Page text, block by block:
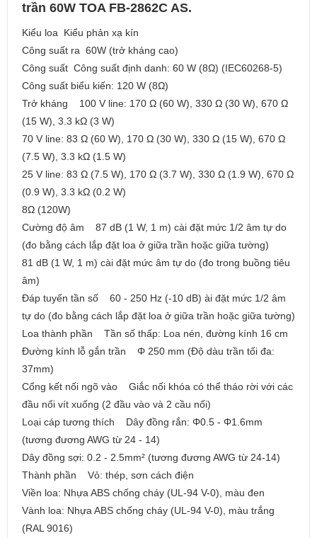
trần 60W TOA FB-2862C AS.
Kiểu loa Kiểu phản xạ kín
Công suất ra 60W (trở kháng cao)
Công suất Công suất định danh: 60 W (8Ω) (IEC60268-5)
Công suất biểu kiến: 120 W (8Ω)
Trở kháng 100 V line: 170 Ω (60 W), 330 Ω (30 W), 670 Ω
(15 W), 3.3 kΩ (3 W)
70 V line: 83 Ω (60 W), 170 Ω (30 W), 330 Ω (15 W), 670 Ω
(7.5 W), 3.3 kΩ (1.5 W)
25 V line: 83 Ω (7.5 W), 170 Ω (3.7 W), 330 Ω (1.9 W), 670 Ω
(0.9 W), 3.3 kΩ (0.2 W)
8Ω (120W)
Cường độ âm 87 dB (1 W, 1 m) cài đặt mức 1/2 âm tự do
(đo bằng cách lắp đặt loa ở giữa trần hoặc giữa tường)
81 dB (1 W, 1 m) cài đặt mức âm tự do (đo trong buồng tiêu
âm)
Đáp tuyến tần số 60 - 250 Hz (-10 dB) ài đặt mức 1/2 âm
tự do (đo bằng cách lắp đặt loa ở giữa trần hoặc giữa tường)
Loa thành phần Tần số thấp: Loa nén, đường kính 16 cm
Đường kính lỗ gắn trần Φ 250 mm (Độ dàu trần tối đa:
37mm)
Cổng kết nối ngõ vào Giắc nối khóa có thể tháo rời với các
đầu nối vít xuống (2 đầu vào và 2 cầu nối)
Loại cáp tương thích Dây đồng rắn: Φ0.5 - Φ1.6mm
(tương đương AWG từ 24 - 14)
Dây đồng sợi: 0.2 - 2.5mm² (tương đương AWG từ 24-14)
Thành phần Vỏ: thép, sơn cách điện
Viền loa: Nhựa ABS chống cháy (UL-94 V-0), màu đen
Vành loa: Nhựa ABS chống cháy (UL-94 V-0), màu trắng
(RAL 9016)